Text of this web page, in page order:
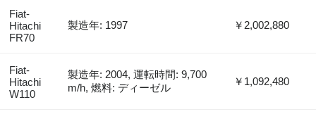
Fiat-
Hitachi
FR70
製造年: 1997 ￥2,002,880
Fiat-
Hitachi
W110
製造年: 2004, 運転時間: 9,700
m/h, 燃料: ディーゼル
￥1,092,480